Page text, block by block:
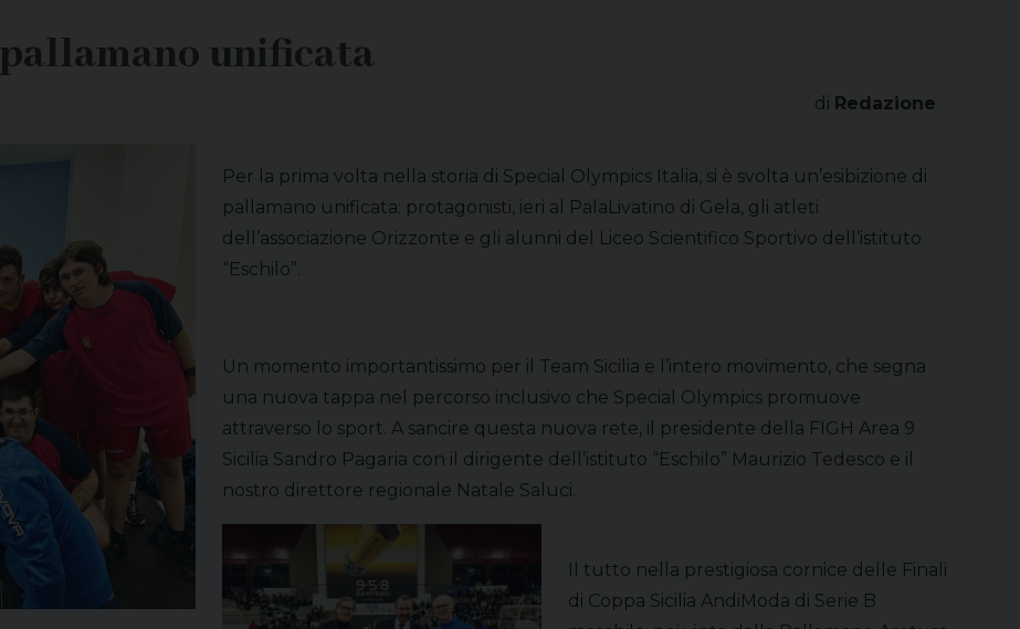
pallamano unificata
di Redazione
Per la prima volta nella storia di Special Olympics Italia, si è svolta un’esibizione di
pallamano unificata: protagonisti, ieri al PalaLivatino di Gela, gli atleti
dell’associazione Orizzonte e gli alunni del Liceo Scientifico Sportivo dell’istituto
“Eschilo”.
Un momento importantissimo per il Team Sicilia e l’intero movimento, che segna
una nuova tappa nel percorso inclusivo che Special Olympics promuove
attraverso lo sport. A sancire questa nuova rete, il presidente della FIGH Area 9
Sicilia Sandro Pagaria con il dirigente dell’istituto “Eschilo” Maurizio Tedesco e il
nostro direttore regionale Natale Saluci.
Il tutto nella prestigiosa cornice delle Finali
di Coppa Sicilia AndiModa di Serie B